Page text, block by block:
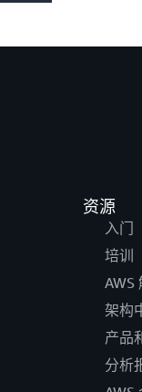
资源
入门
培训
AWS
架构
产品
分析